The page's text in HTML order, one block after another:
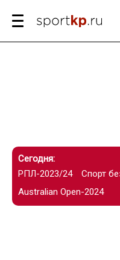
Сегодня:
РПЛ-2023/24
Спорт
Australian Open-2024